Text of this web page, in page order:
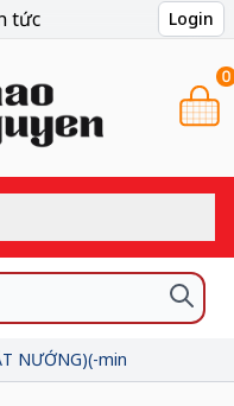
tức Login
0
NƯỚNG)(-min